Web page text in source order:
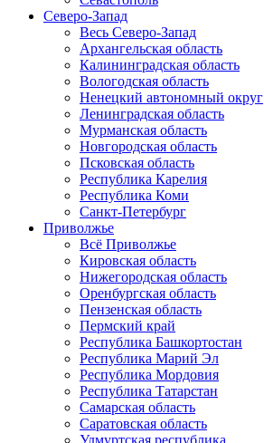
Северо-Запад
Весь Северо-Запад
Архангельская область
Калининградская область
Вологодская область
Ненецкий автономный округ
Ленинградская область
Мурманская область
Новгородская область
Псковская область
Республика Карелия
Республика Коми
Санкт-Петербург
Приволжье
Всё Приволжье
Кировская область
Нижегородская область
Оренбургская область
Пензенская область
Пермский край
Республика Башкортостан
Республика Марий Эл
Республика Мордовия
Республика Татарстан
Самарская область
Саратовская область
Удмуртская республика